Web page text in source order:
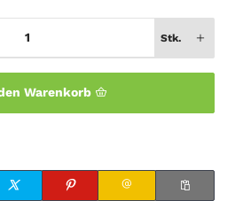
Stk.
Warenkorb